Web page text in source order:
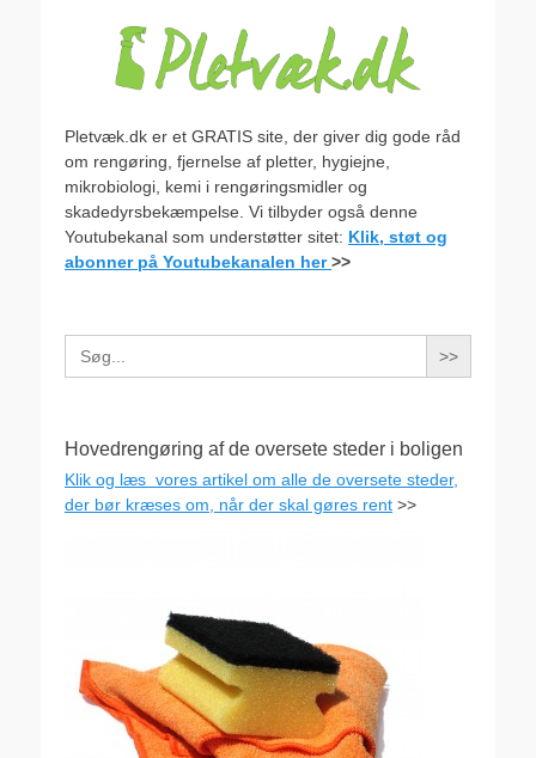
Pletvæk.dk er et GRATIS site, der giver dig gode råd
om rengøring, fjernelse af pletter, hygiejne,
mikrobiologi, kemi i rengøringsmidler og
skadedyrsbekæmpelse. Vi tilbyder også denne
Youtubekanal som understøtter sitet: Klik, støt og
abonner på Youtubekanalen her>>
Search
for:
Hovedrengøring af de oversete steder i boligen
Klik og læs vores artikel om alle de oversete steder,
der bør kræses om, når der skal gøres rent >>